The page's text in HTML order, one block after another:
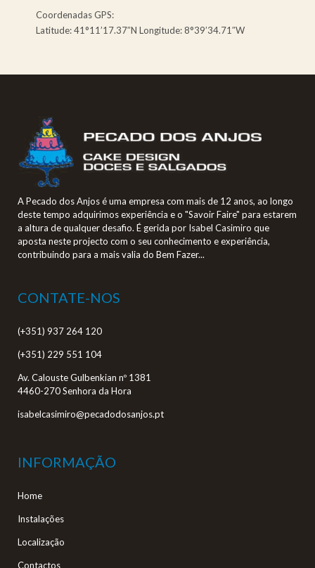
Coordenadas GPS:
Latitude: 41°11’17.37″N Longitude: 8°39’34.71″W
A Pecado dos Anjos é uma empresa com mais de 12 anos, ao longo
deste tempo adquirimos experiência e o "Savoir Faire" para estarem
a altura de qualquer desafio. É gerida por Isabel Casimiro que
aposta neste projecto com o seu conhecimento e experiência,
contribuindo para a mais valia do Bem Fazer...
CONTATE-NOS
(+351) 937 264 120
(+351) 229 551 104
Av. Calouste Gulbenkian nº 1381
4460-270 Senhora da Hora
isabelcasimiro@pecadodosanjos.pt
INFORMAÇÃO
Home
Instalações
Localização
Contactos